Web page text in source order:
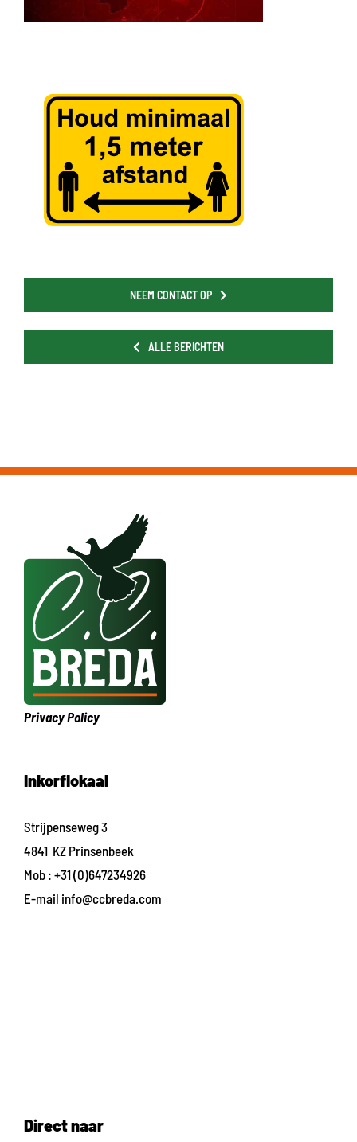
NEEM CONTACT OP
ALLE BERICHTEN
Privacy Policy
Inkorflokaal
Strijpenseweg 3
4841 KZ Prinsenbeek
Mob : +31 (0)647234926
E-mail info@ccbreda.com
Direct naar